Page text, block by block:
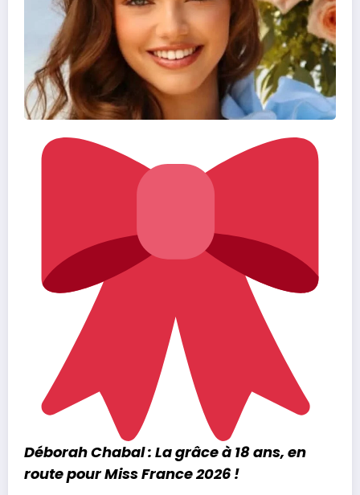
Déborah Chabal : La grâce à 18 ans, en
route pour Miss France 2026 !